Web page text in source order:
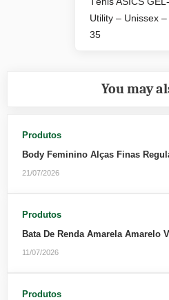
Next
Post:
Utility – Unissex
35
You may
Produtos
Body Feminino Alças Finas
21/07/2026
Produtos
Bata De Renda Amarela Amarelo
11/07/2026
Produtos